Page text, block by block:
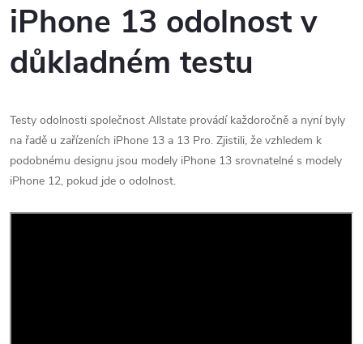
iPhone 13 odolnost v
důkladném testu
Testy odolnosti společnost Allstate provádí každoročně a nyní byly
na řadě u zařízeních iPhone 13 a 13 Pro. Zjistili, že vzhledem k
podobnému designu jsou modely iPhone 13‌ srovnatelné s modely
iPhone 12, pokud jde o odolnost.